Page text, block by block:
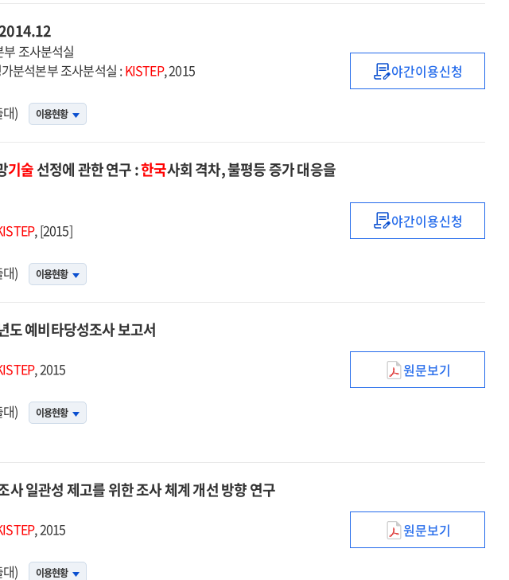
:
2014년도
예비타당성조사
조사분석실
분석본부 조사분석실 :KISTEP, 2015
) 이용현황
KISTEP
야간이용신청
기술선정에 관한 연구 :한국사회 격차, 불평등 증가 대응을
, [2015]
) 이용현황
(2015년
한국사회
격차,
야간이용신청
도 예비타당성조사 보고서
, 2015
) 이용현황
국민
원문보기
일관성 제고를 위한 조사 체계 개선 방향 연구
, 2015
) 이용현황
(2014년)R&D사
원문보기